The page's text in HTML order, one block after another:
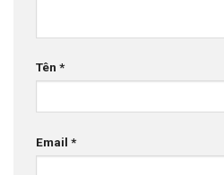
Tên *
Email *